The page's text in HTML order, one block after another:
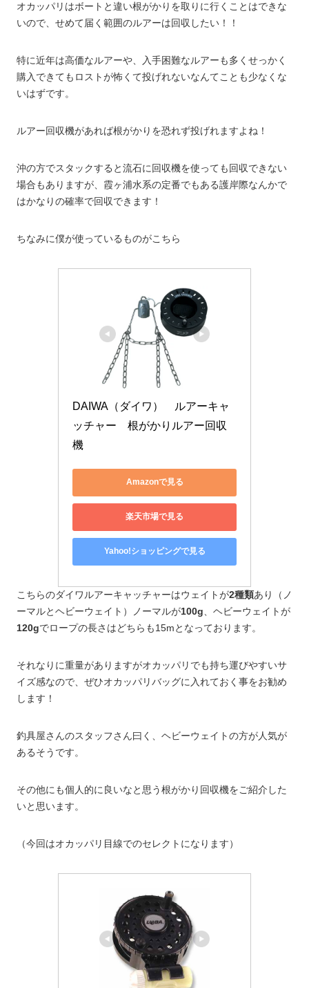
オカッパリはボートと違い根がかりを取りに行くことはできな
いので、せめて届く範囲のルアーは回収したい！！
特に近年は高価なルアーや、入手困難なルアーも多くせっかく
購入できてもロストが怖くて投げれないなんてことも少なくな
いはずです。
ルアー回収機があれば根がかりを恐れず投げれますよね！
沖の方でスタックすると流石に回収機を使っても回収できない
場合もありますが、霞ヶ浦水系の定番でもある護岸際なんかで
はかなりの確率で回収できます！
ちなみに僕が使っているものがこちら
DAIWA（ダイワ）　ルアーキャ
ッチャー　根がかりルアー回収
機
Amazonで見る
楽天市場で見る
Yahoo!ショッピングで見る
こちらのダイワルアーキャッチャーはウェイトが2種類あり（ノ
ーマルとヘビーウェイト）ノーマルが100g 、ヘビーウェイトが
120gでロープの長さはどちらも15mとなっております。
それなりに重量がありますがオカッパリでも持ち運びやすいサ
イズ感なので、ぜひオカッパリバッグに入れておく事をお勧め
します！
釣具屋さんのスタッフさん曰く、ヘビーウェイトの方が人気が
あるそうです。
その他にも個人的に良いなと思う根がかり回収機をご紹介した
いと思います。
（今回はオカッパリ目線でのセレクトになります）